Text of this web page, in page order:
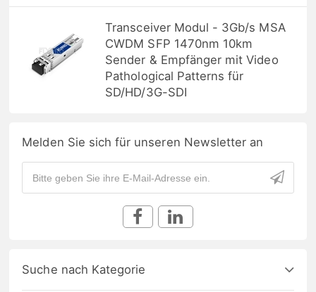
Transceiver Modul - 3Gb/s MSA
CWDM SFP 1470nm 10km
Sender & Empfänger mit Video
Pathological Patterns für
SD/HD/3G-SDI
Melden Sie sich für unseren Newsletter an
Suche nach Kategorie